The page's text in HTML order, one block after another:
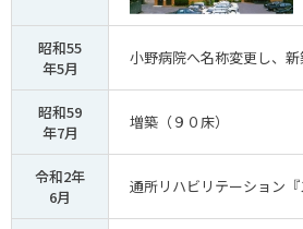
昭和55
年5月
小野病院へ名称変更し、新
昭和59
年7月
増築（９０床）
令和2年
6月
通所リハビリテーション